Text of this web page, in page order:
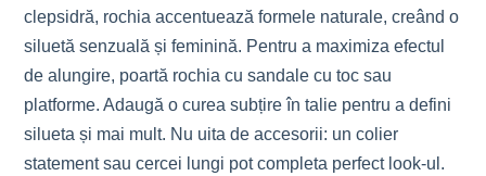
clepsidră, rochia accentuează formele naturale, creând o
siluetă senzuală și feminină. Pentru a maximiza efectul
de alungire, poartă rochia cu sandale cu toc sau
platforme. Adaugă o curea subțire în talie pentru a defini
silueta și mai mult. Nu uita de accesorii: un colier
statement sau cercei lungi pot completa perfect look-ul.